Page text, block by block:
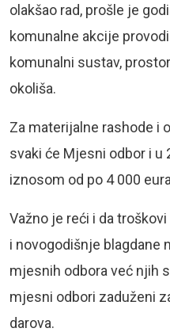
olakšao rad, prošle je
komunalne akcije
komunalni sustav,
okoliša.
Za materijalne rashode i
svaki će Mjesni odbor i u
iznosom od po 4 000
Važno je reći i da
i novogodišnje blagdane
mjesnih odbora već njih
mjesni odbori zaduženi
darova.